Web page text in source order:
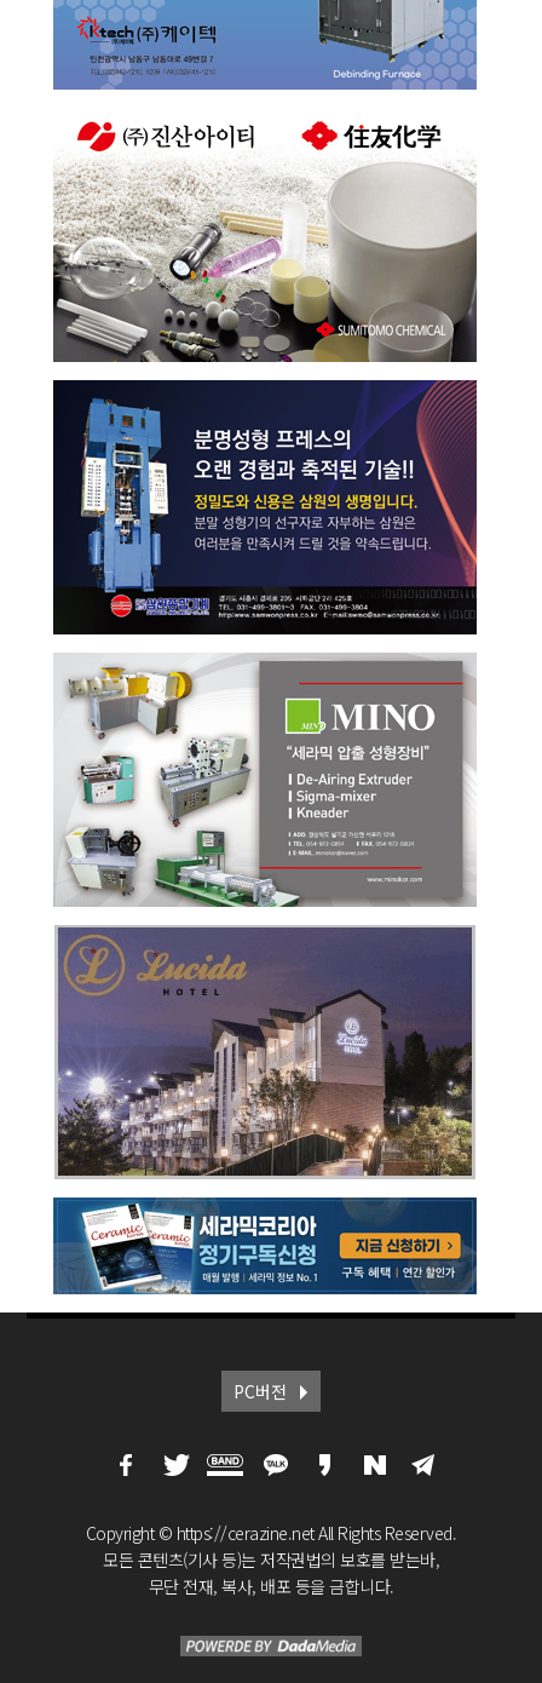
PC버전
Copyright © https://cerazine.net All Rights Reserved.
모든 콘텐츠(기사 등)는 저작권법의 보호를 받는바,
무단 전재, 복사, 배포 등을 금합니다.